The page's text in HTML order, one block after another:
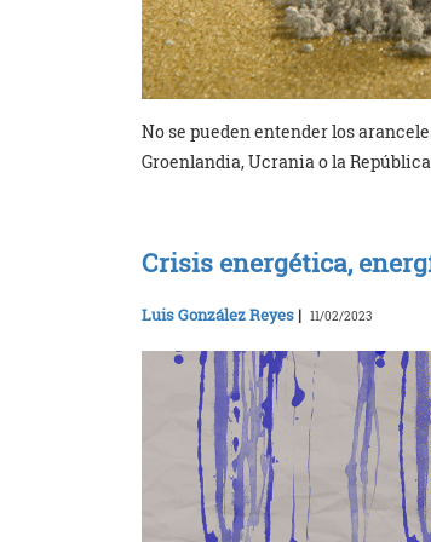
No se pueden entender los
Groenlandia, Ucrania o la
Crisis energética,
Luis González Reyes | 11/02/2023